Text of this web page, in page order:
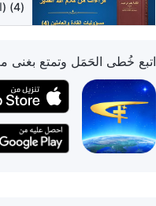
(4) (القسم الرابع)
1:07:05
كلمة
(5) (القسم الأول)
اتبع خُطى الحَمَل وتمتع بغنى